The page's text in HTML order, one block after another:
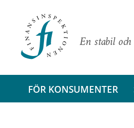
En stabil
FÖR KONSUMENTER